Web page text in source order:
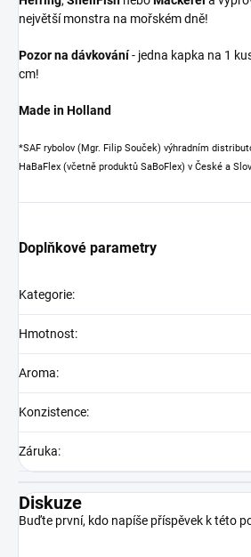
největší monstra na mořském dně!
Pozor na dávkování- jedna kapka na 1
cm!
Made in Holland
*SAF rybolov (Mgr. Filip Souček) výhradním
HaBaFlex (včetně produktů SaBoFlex) v České a
Doplňkové parametry
Kategorie:
Hmotnost:
Aroma:
Konzistence:
Záruka:
Diskuze
Buďte první, kdo napíše příspěvek k této